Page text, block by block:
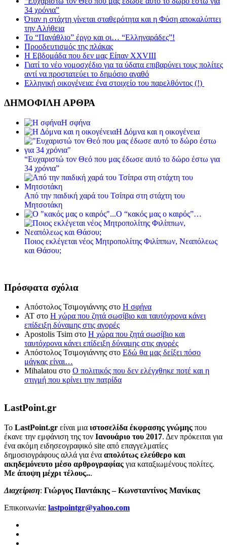
34 χρόνια”
Όταν η στάχτη γίνεται σταθερότητα και η Φύση αποκαλύπτει
την Αλήθεια
Το “Πανάθλιο” έργο και οι… “Ελληναράδες”!
Προοδευτισμός της πλάκας
Η Εβδομάδα που δεν μας Είπαν XXVIII
Γιατί το νέο νομοσχέδιο για τα ύδατα επιβαρύνει τους πολίτες
αντί να προστατεύει το δημόσιο αγαθό
Ελληνική οικογένεια: ένα στοιχείο του παρελθόντος (!)
ΔΗΜΟΦΙΛΗ ΑΡΘΡΑ
Η σφήνα
Η Δόμνα και η οικογένεια
“Ευχαριστώ τον Θεό που μας έδωσε αυτό το δώρο έστω για
34 χρόνια”
Από την παιδική χαρά του Τσίπρα στη στάχτη του
Μητσοτάκη
Ο “κακός μας ο καιρός”…
Ποιος εκλέγεται νέος Μητροπολίτης Φιλίππων, Νεαπόλεως
και Θάσου;
Πρόσφατα σχόλια
Απόστολος Τσιμογιάννης στο Η σφήνα
ΑΤ στο Η χώρα που ζητά σωσίβιο και ταυτόχρονα κάνει
επίδειξη δύναμης στις αγορές
Apostolis Tsim στο Η χώρα που ζητά σωσίβιο και
ταυτόχρονα κάνει επίδειξη δύναμης στις αγορές
Απόστολος Τσιμογιάννης στο Εδώ θα μας δείξει πόσο
μάγκας είναι…
Mihalatou στο Ο πολιτικός που δεν ελέγχθηκε ποτέ και η
στιγμή που κρίνει την πατρίδα
LastPoint.gr
To LastPoint.gr είναι μια ιστοσελίδα έκφρασης γνώμης που
έκανε την εμφάνιση της τον Ιανουάριο του 2017. Δεν πρόκειται για
ένα ακόμη ειδησεογραφικό site από επαγγελματίες
δημοσιογράφους αλλά για ένα απολύτως ελεύθερο και
ακηδεμόνευτο μέσο αρθρογραφίας για καταξιωμένους πολίτες.
Με άποψη μέχρι τέλους...
Διαχείριση: Γιώργος Παντάκης – Κωνσταντίνος Μανίκας
Επικοινωνία: lastpointgr@yahoo.com